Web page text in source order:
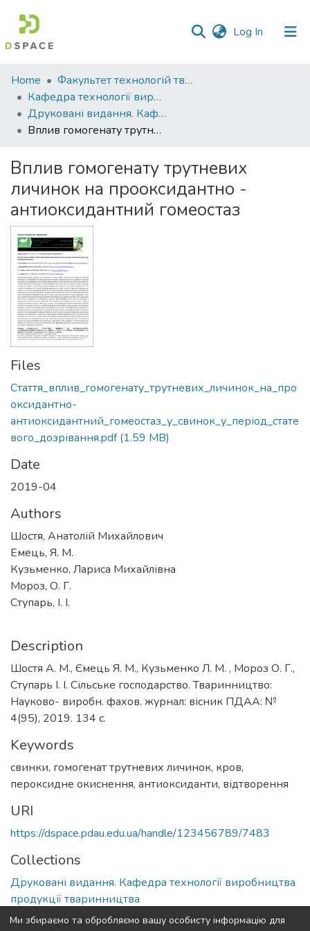
Log In (current)
Communities
&
Collections
Statistics
Home
Факультет технологій тваринництва та продовольства
Кафедра технології виробництва продукції тваринництва
Друковані видання. Кафедра технології виробництва продукції тваринництва
Вплив гомогенату трутневих личинок на прооксидантно - антиоксидантний гомеостаз
Вплив гомогенату трутневих
личинок на прооксидантно -
антиоксидантний гомеостаз
Files
Стаття_вплив_гомогенату_трутневих_личинок_на_про
оксидантно-
антиоксидантний_гомеостаз_у_свинок_у_період_стате
вого_дозрівання.pdf(1.59 MB)
Date
2019-04
Authors
Шостя, Анатолій Михайлович
Емець, Я. М.
Кузьменко, Лариса Михайлівна
Мороз, О. Г.
Ступарь, І. І.
Description
Шостя А. М., Ємець Я. М., Кузьменко Л. М. , Мороз О. Г.,
Ступарь І. І. Сільське господарство. Тваринництво:
Науково- виробн. фахов. журнал: вісник ПДАА: №
4(95), 2019. 134 с.
Keywords
свинки, гомогенат трутневих личинок, кров,
пероксидне окиснення, антиоксиданти, відтворення
URI
https://dspace.pdau.edu.ua/handle/123456789/7483
Collections
Друковані видання. Кафедра технології виробництва
продукції тваринництва
Ми збираємо та обробляємо вашу особисту інформацію для